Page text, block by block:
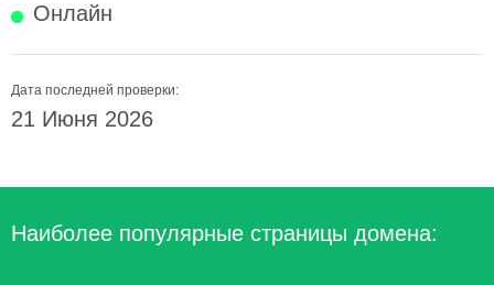
Онлайн
Дата последней проверки:
21 Июня 2026
Наиболее популярные страницы домена: